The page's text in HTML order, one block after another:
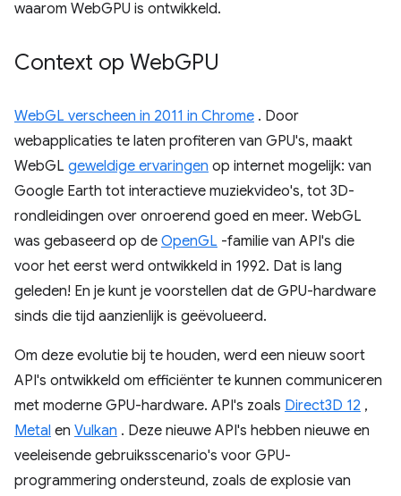
waarom WebGPU is ontwikkeld.
Context op WebGPU
WebGL verscheen in 2011 in Chrome . Door
webapplicaties te laten profiteren van GPU's, maakt
WebGL geweldige ervaringen op internet mogelijk: van
Google Earth tot interactieve muziekvideo's, tot 3D-
rondleidingen over onroerend goed en meer. WebGL
was gebaseerd op de OpenGL -familie van API's die
voor het eerst werd ontwikkeld in 1992. Dat is lang
geleden! En je kunt je voorstellen dat de GPU-hardware
sinds die tijd aanzienlijk is geëvolueerd.
Om deze evolutie bij te houden, werd een nieuw soort
API's ontwikkeld om efficiënter te kunnen communiceren
met moderne GPU-hardware. API's zoals Direct3D 12 ,
Metal en Vulkan . Deze nieuwe API's hebben nieuwe en
veeleisende gebruiksscenario's voor GPU-
programmering ondersteund, zoals de explosie van